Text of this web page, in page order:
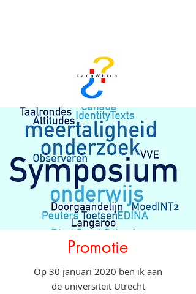
Promotie
Op 30 januari 2020 ben ik aan
de universiteit Utrecht